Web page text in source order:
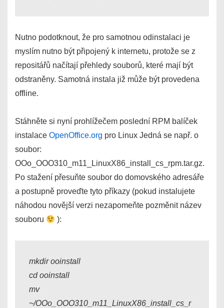
Nutno podotknout, že pro samotnou odinstalaci je
myslím nutno být připojený k internetu, protože se z
repositářů načítají přehledy souborů, které mají být
odstraněny. Samotná instala již může být provedena
offline.
Stáhněte si nyní prohlížečem poslední RPM balíček
instalace OpenOffice.org pro Linux Jedná se např. o
soubor:
OOo_OOO310_m11_LinuxX86_install_cs_rpm.tar.gz.
Po stažení přesuňte soubor do domovského adresáře
a postupně proveďte tyto příkazy (pokud instalujete
náhodou novější verzi nezapomeňte pozměnit název
souboru
):
mkdir ooinstall
cd ooinstall
mv
~/OOo_OOO310_m11_LinuxX86_install_cs_r